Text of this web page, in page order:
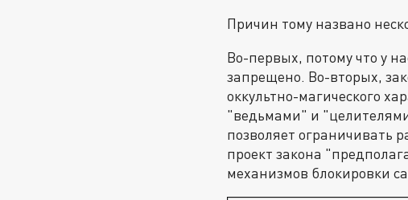
Причин тому названо
Во-первых, потому что у
запрещено. Во-вторых,
оккультно-магического
"ведьмами" и
позволяет ограничивать
проект закона
механизмов блокировки